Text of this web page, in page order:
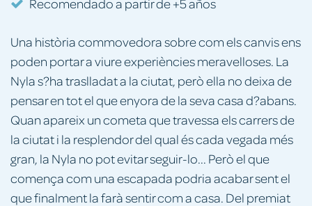
Una història commovedora sobre com els canvis ens
poden portar a viure experiències meravelloses. La
Nyla s?ha traslladat a la ciutat, però ella no deixa de
pensar en tot el que enyora de la seva casa d?abans.
Quan apareix un cometa que travessa els carrers de
la ciutat i la resplendor del qual és cada vegada més
gran, la Nyla no pot evitar seguir-lo... Però el que
comença com una escapada podria acabar sent el
que finalment la farà sentir com a casa. Del premiat